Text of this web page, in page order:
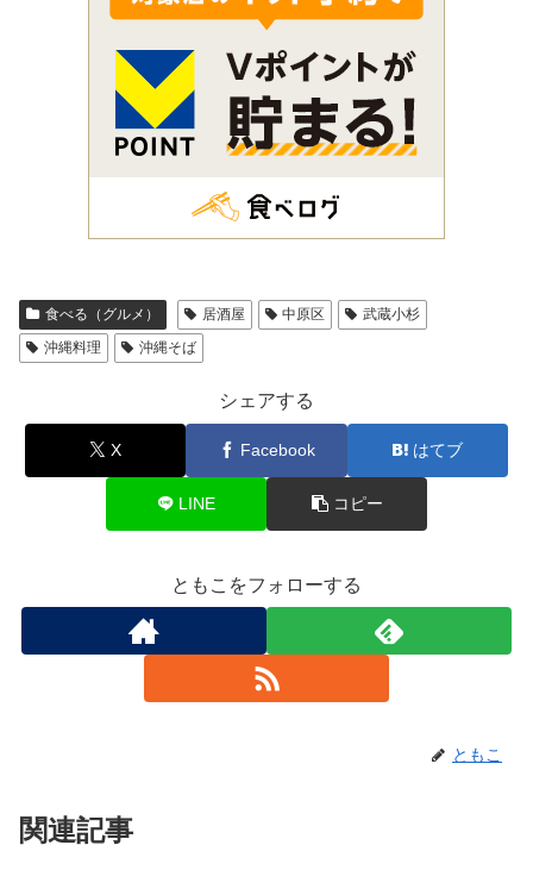
食べる（グルメ） 居酒屋 中原区
武蔵小杉
沖縄料理
沖縄そば
シェアする
X Facebook はてブ
LINE コピー
ともこをフォローする
ともこ
関連記事